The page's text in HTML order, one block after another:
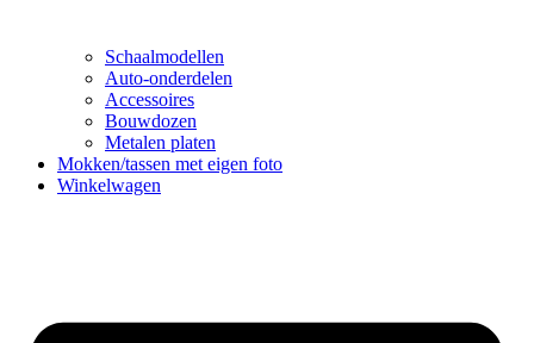
Schaalmodellen
Auto-onderdelen
Accessoires
Bouwdozen
Metalen platen
Mokken/tassen met eigen foto
Winkelwagen